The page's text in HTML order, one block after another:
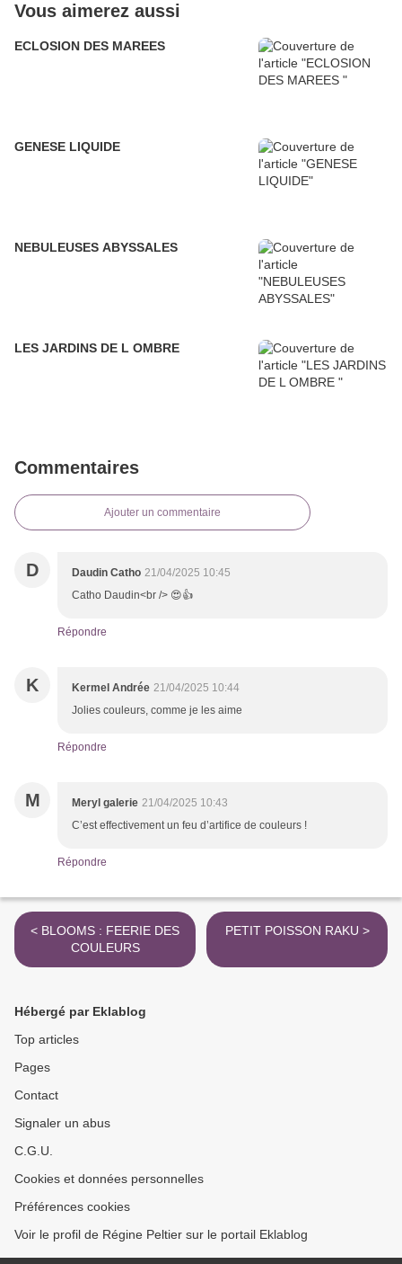
Vous aimerez aussi
ECLOSION DES MAREES
GENESE LIQUIDE
NEBULEUSES ABYSSALES
LES JARDINS DE L OMBRE
Commentaires
Ajouter un commentaire
D Daudin Catho 21/04/2025 10:45
Catho Daudin<br /> 😍👍
Répondre
K Kermel Andrée 21/04/2025 10:44
Jolies couleurs, comme je les aime
Répondre
M Meryl galerie 21/04/2025 10:43
C’est effectivement un feu d’artifice de couleurs !
Répondre
< BLOOMS : FEERIE DES
COULEURS
PETIT POISSON RAKU >
Hébergé par Eklablog
Top articles
Pages
Contact
Signaler un abus
C.G.U.
Cookies et données personnelles
Préférences cookies
Voir le profil de Régine Peltier sur le portail Eklablog